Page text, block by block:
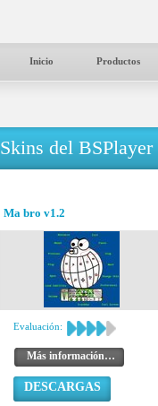
Inicio Productos
Skins del BSPlayer
Ma bro v1.2
Evaluación:
Más información…
DESCARGAS